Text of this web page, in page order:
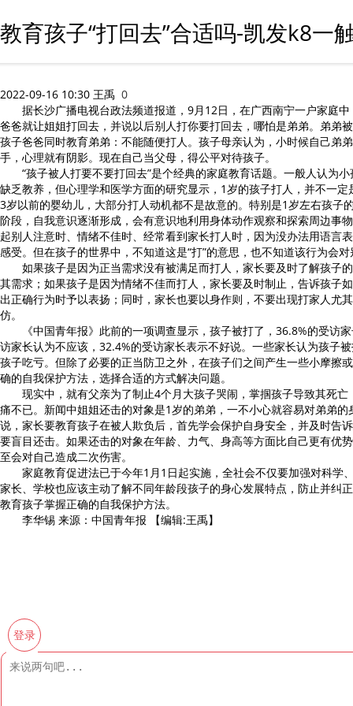
教育孩子“打回去”合适吗-凯发k8一
2022-09-16 10:30 王禹 0
据长沙广播电视台政法频道报道，9月12日，在广西南宁一户家庭中
爸爸就让姐姐打回去，并说以后别人打你要打回去，哪怕是弟弟。弟弟
孩子爸爸同时教育弟弟：不能随便打人。孩子母亲认为，小时候自己弟
手，心理就有阴影。现在自己当父母，得公平对待孩子。
“孩子被人打要不要打回去”是个经典的家庭教育话题。一般人认为小
缺乏教养，但心理学和医学方面的研究显示，1岁的孩子打人，并不一
3岁以前的婴幼儿，大部分打人动机都不是故意的。特别是1岁左右孩子
阶段，自我意识逐渐形成，会有意识地利用身体动作观察和探索周边事
起别人注意时、情绪不佳时、经常看到家长打人时，因为没办法用语言
感受。但在孩子的世界中，不知道这是“打”的意思，也不知道该行为会
如果孩子是因为正当需求没有被满足而打人，家长要及时了解孩子
其需求；如果孩子是因为情绪不佳而打人，家长要及时制止，告诉孩子
出正确行为时予以表扬；同时，家长也要以身作则，不要出现打家人尤
仿。
《中国青年报》此前的一项调查显示，孩子被打了，36.8%的受访
访家长认为不应该，32.4%的受访家长表示不好说。一些家长认为孩子
孩子吃亏。但除了必要的正当防卫之外，在孩子们之间产生一些小摩擦
确的自我保护方法，选择合适的方式解决问题。
现实中，就有父亲为了制止4个月大孩子哭闹，掌掴孩子导致其死亡
痛不已。新闻中姐姐还击的对象是1岁的弟弟，一不小心就容易对弟弟
说，家长要教育孩子在被人欺负后，首先学会保护自身安全，并及时告
要盲目还击。如果还击的对象在年龄、力气、身高等方面比自己更有优
至会对自己造成二次伤害。
家庭教育促进法已于今年1月1日起实施，全社会不仅要加强对科学
家长、学校也应该主动了解不同年龄段孩子的身心发展特点，防止并纠
教育孩子掌握正确的自我保护方法。
李华锡 来源：中国青年报 【编辑:王禹】
登录